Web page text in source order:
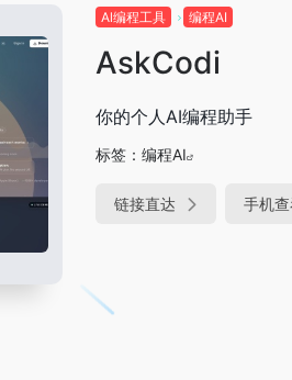
Al编程工具 编程AI
AskCodi
你的个人AI编程助手
标签： 编程AI
链接直达 手机